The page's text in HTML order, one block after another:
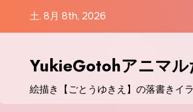
土. 8月 8th, 2026
YukieGotohアニマ
絵描き【ごとうゆきえ】の落書きイ